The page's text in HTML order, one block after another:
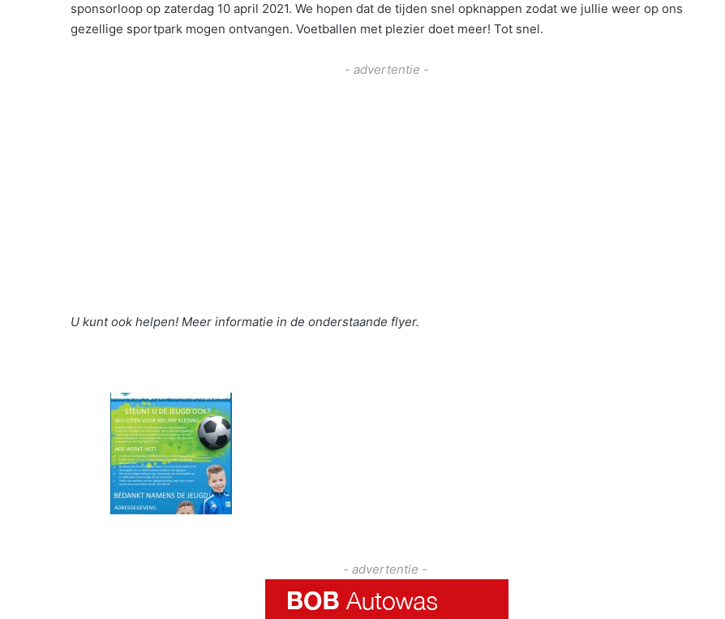
sponsorloop op zaterdag 10 april 2021. We hopen dat de tijden snel opknappen zodat we jullie weer op ons
gezellige sportpark mogen ontvangen. Voetballen met plezier doet meer! Tot snel.
- advertentie -
U kunt ook helpen! Meer informatie in de onderstaande flyer.
- advertentie -